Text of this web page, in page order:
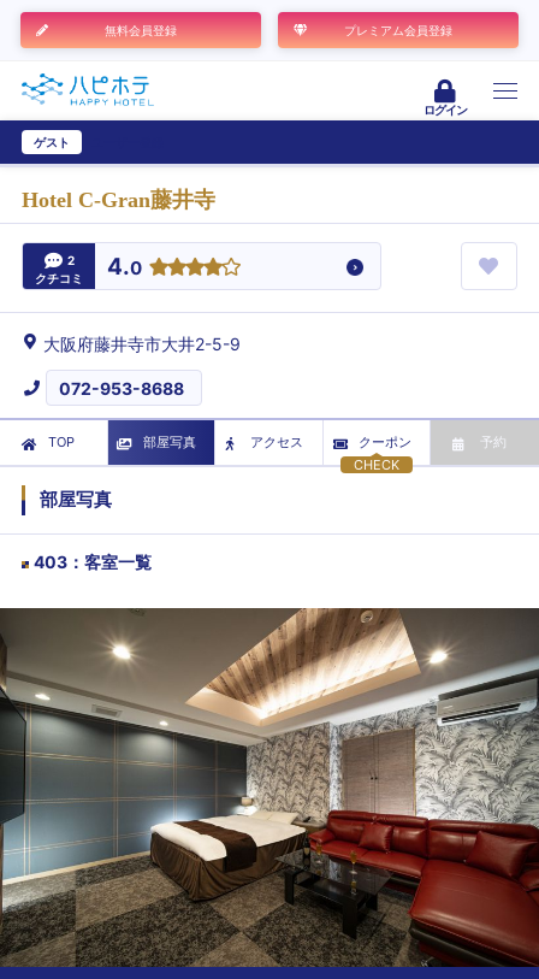
無料会員登録 プレミアム会員登録
ログイン
ゲスト
Hotel C-Gran藤井寺
2
クチコミ
4.0
大阪府藤井寺市大井2-5-9
072-953-8688
TOP 部屋写真
アクセス
CHECK
クーポン 予約
部屋写真
403 ： 客室一覧